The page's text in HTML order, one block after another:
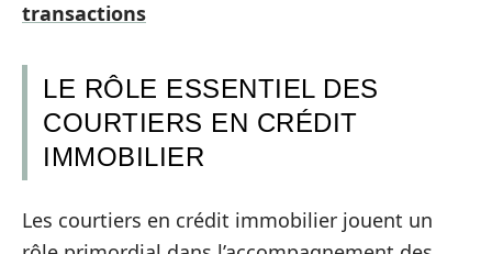
transactions
LE RÔLE ESSENTIEL DES
COURTIERS EN CRÉDIT
IMMOBILIER
Les courtiers en crédit immobilier jouent un